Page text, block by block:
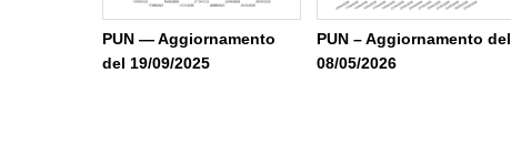
PUN — Aggiornamento
del 19/09/2025
PUN – Aggiornamento del
08/05/2026